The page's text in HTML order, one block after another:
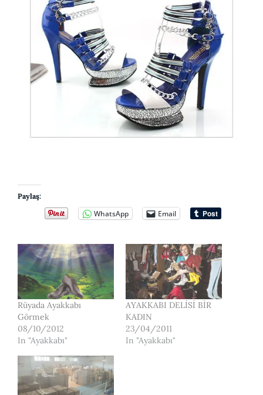
Paylaş:
WhatsApp Email
Rüyada Ayakkabı
Görmek
08/10/2012
In "Ayakkabı"
AYAKKABI DELİSİ BİR
KADIN
23/04/2011
In "Ayakkabı"